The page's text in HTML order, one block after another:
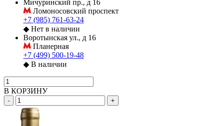
Мичуринский пр., д 16
Ломоносовский проспект
+7 (985) 761-63-24
◆ Нет в наличии
Воротынская ул., д 16
Планерная
+7 (499) 500-19-48
◆ В наличии
В КОРЗИНУ
- +